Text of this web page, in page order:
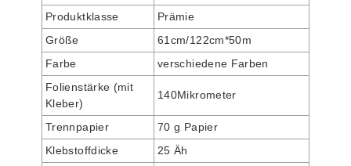
Produktklasse
Prämie
Größe
61cm/122cm*50m
Farbe
verschiedene Farben
Folienstärke (mit
Kleber)
140Mikrometer
Trennpapier
70 g Papier
Klebstoffdicke
25 Äh